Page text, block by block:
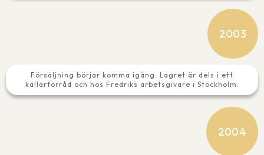
2003
Försäljning börjar komma igång. Lagret är dels i ett
källarförråd och hos Fredriks arbetsgivare i Stockholm.
2004